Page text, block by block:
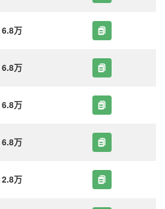
6.8万
6.8万
6.8万
6.8万
2.8万